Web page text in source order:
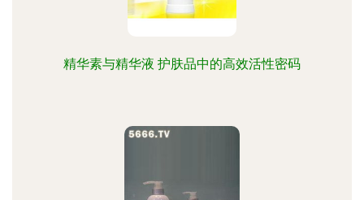
精华素与精华液 护肤品中的高效活性密码